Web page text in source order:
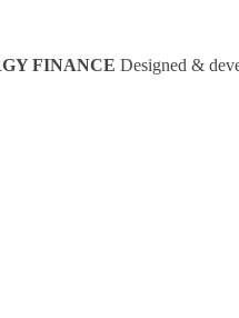
FINANCE Designed &